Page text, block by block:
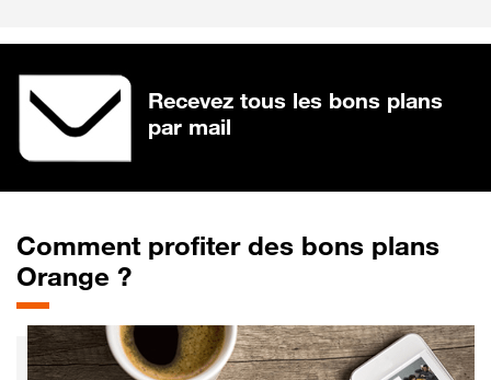
Recevez tous les bons plans
par mail
Comment profiter des bons plans
Orange ?